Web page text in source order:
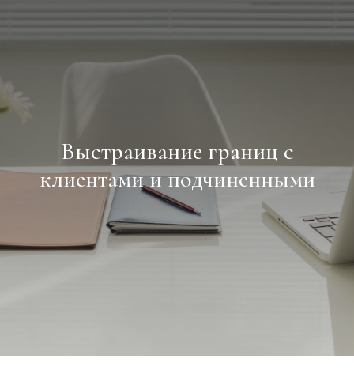
Выстраивание границ с
клиентами и подчиненными